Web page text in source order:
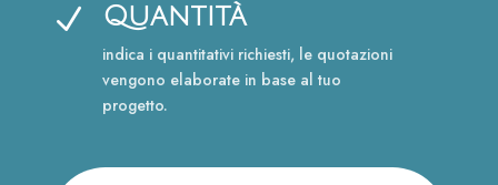
N Quantità
indica i quantitativi richiesti, le quotazioni
vengono elaborate in base al tuo
progetto.